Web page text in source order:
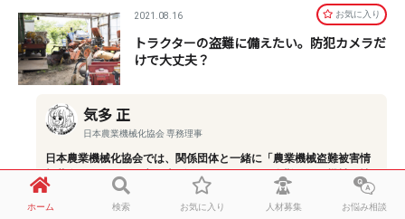
2021.08.16 お気に⼊り
トラクターの盗難に備えたい。防犯カメラだ
けで大丈夫？
気多 正
日本農業機械化協会 専務理事
日本農業機械化協会では、関係団体と一緒に「農業機械盗難被害情
報共有システム」を立ち上げました。これは、盗難された機械の情
報（型式…
ホーム 検索 お気に入り 人材募集 お悩み相談